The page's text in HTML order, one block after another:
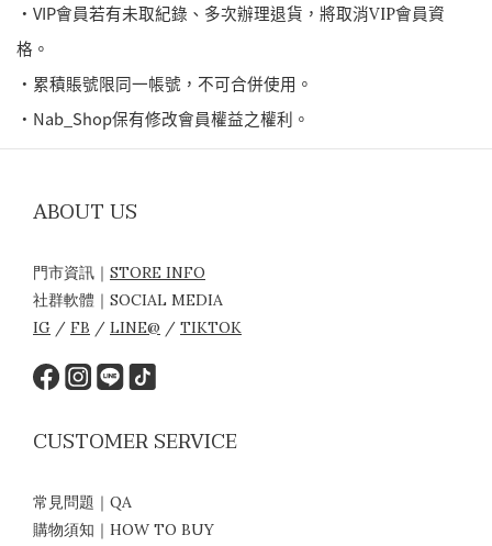
•VIP會員若有未取紀錄、多次辦理退貨，將取消VIP會員資
格。
• 累積賬號限同一帳號，不可合併使用。
•Nab_Shop保有修改會員權益之權利。
ABOUT US
門市資訊｜ STORE INFO
社群軟體｜SOCIAL MEDIA
IG / FB / LINE@ / TIKTOK
CUSTOMER SERVICE
常見問題｜QA
購物須知｜HOW TO BUY